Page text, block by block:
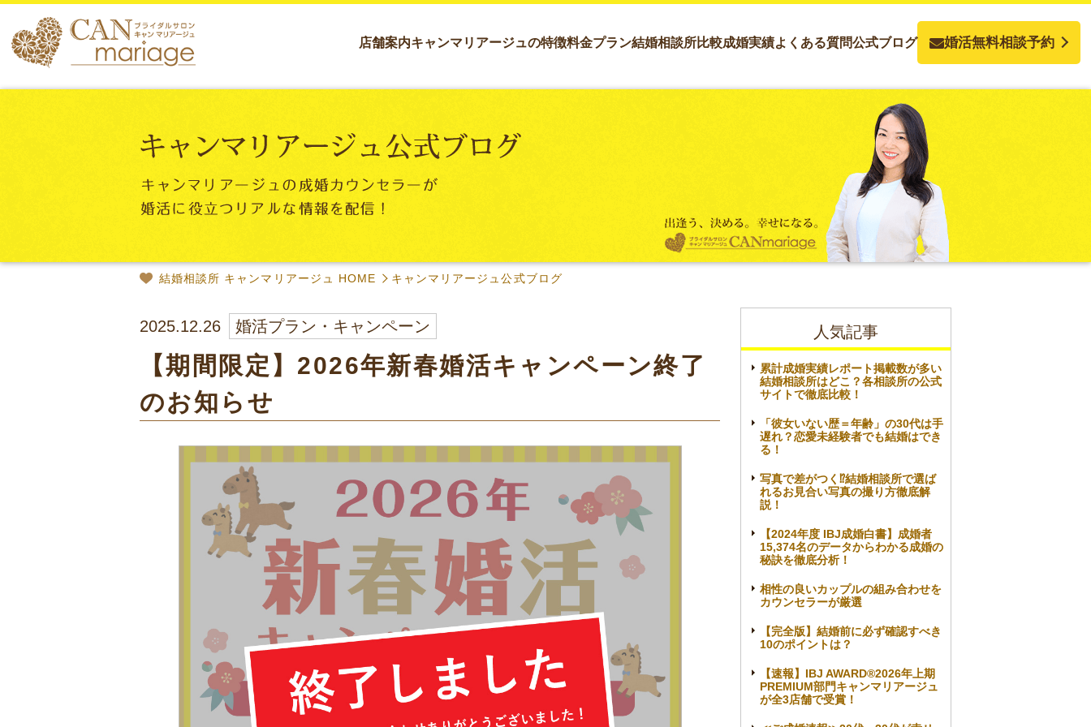
店舗案内キャンマリアージュの特徴料金プラン結婚相談所比較成婚実績よくある質問公式ブログ 婚活無料相談予約
結婚相談所 キャンマリアージュ HOME キャンマリアージュ公式ブログ
2025.12.26 婚活プラン・キャンペーン
【期間限定】2026年新春婚活キャンペーン終了
のお知らせ
人気記事
累計成婚実績レポート掲載数が多い
結婚相談所はどこ？各相談所の公式
サイトで徹底比較！
「彼女いない歴＝年齢」の30代は手
遅れ？恋愛未経験者でも結婚はでき
る！
写真で差がつく⁉結婚相談所で選ば
れるお見合い写真の撮り方徹底解
説！
【2024年度 IBJ成婚白書】成婚者
15,374名のデータからわかる成婚の
秘訣を徹底分析！
相性の良いカップルの組み合わせを
カウンセラーが厳選
【完全版】結婚前に必ず確認すべき
10のポイントは？
【速報】IBJ AWARD®2026年上期
PREMIUM部門キャンマリアージュ
が全3店舗で受賞！